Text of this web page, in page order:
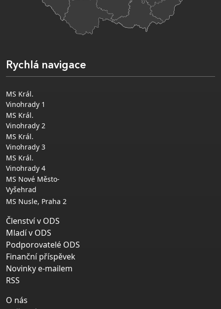
Rychlá navigace
MS Král.
Vinohrady 1
MS Král.
Vinohrady 2
MS Král.
Vinohrady 3
MS Král.
Vinohrady 4
MS Nové Město-
Vyšehrad
MS Nusle, Praha 2
Členství v ODS
Mladí v ODS
Podporovatelé ODS
Finanční příspěvek
Novinky e-mailem
RSS
O nás